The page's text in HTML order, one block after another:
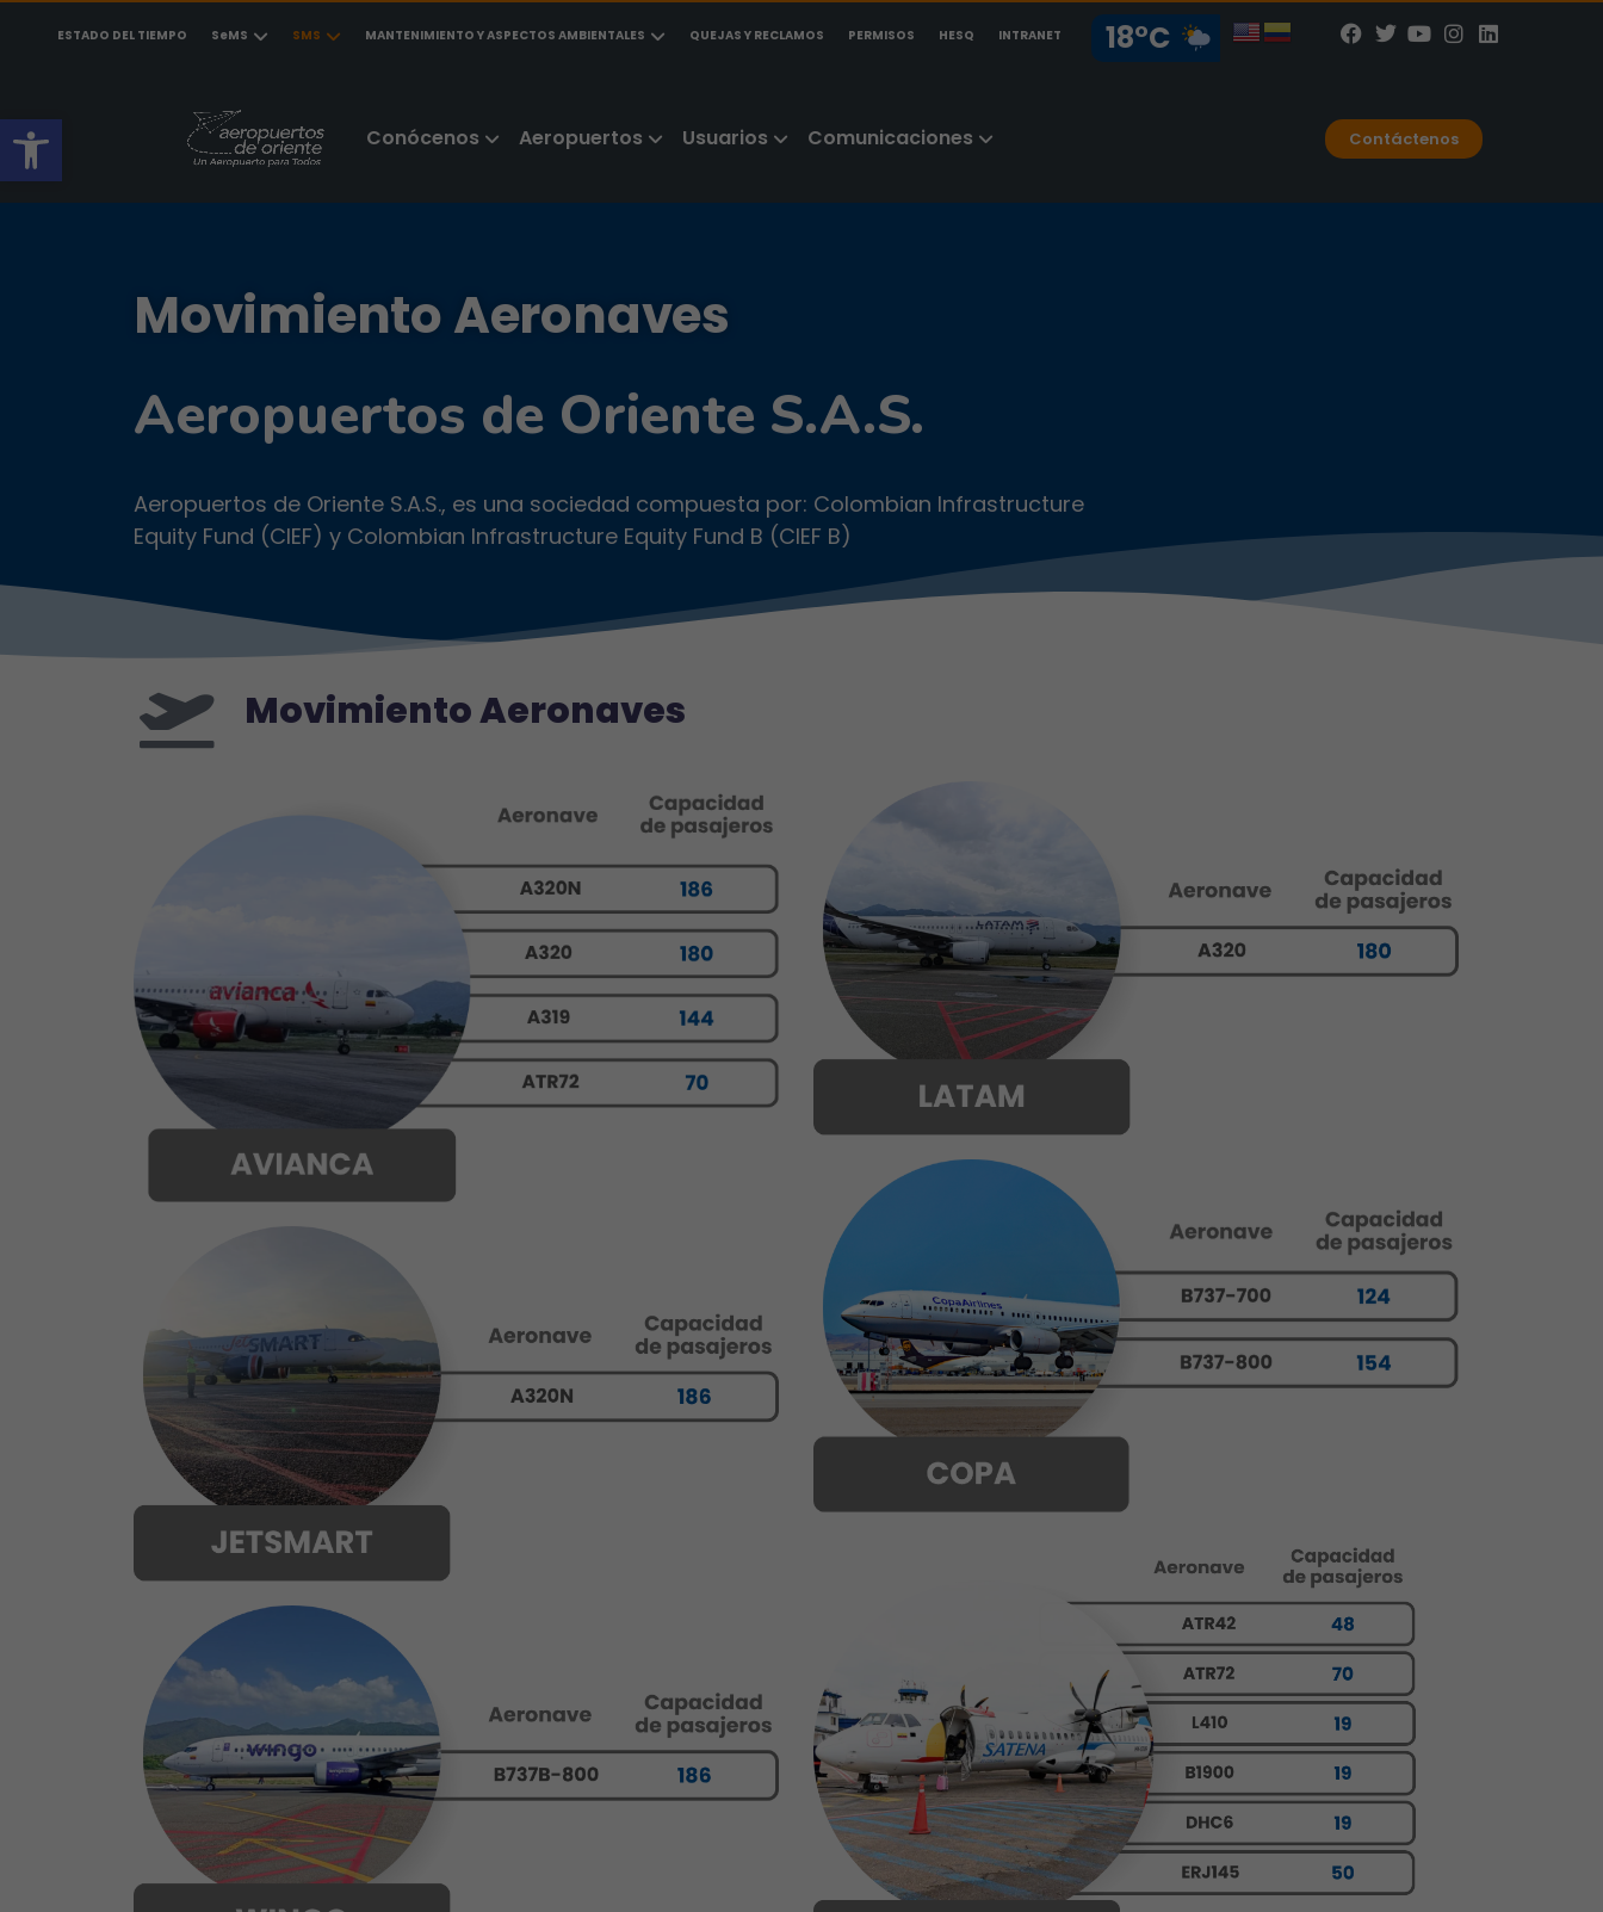
Abrir barra de herramientas
ESTADO DEL TIEMPO SeMS SMS MANTENIMIENTO Y ASPECTOS AMBIENTALES QUEJAS Y RECLAMOS PERMISOS HESQ INTRANET 18°C
Conócenos Aeropuertos Usuarios Comunicaciones Contáctenos
Movimiento Aeronaves
Aeropuertos de Oriente S.A.S.
Aeropuertos de Oriente S.A.S., es una sociedad compuesta por: Colombian Infrastructure
Equity Fund (CIEF) y Colombian Infrastructure Equity Fund B (CIEF B)
Movimiento Aeronaves